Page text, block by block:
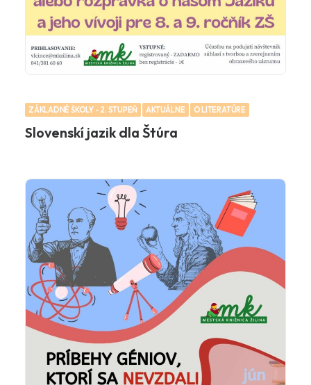
ZÁKLADNÉ ŠKOLY - 2. STUPEŇ AKTUÁLNE O LITERATÚRE
Slovenskí jazik dla Štúra